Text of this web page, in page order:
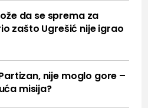
da se sprema za
zašto Ugrešić nije igrao
nije moglo gore –
misija?